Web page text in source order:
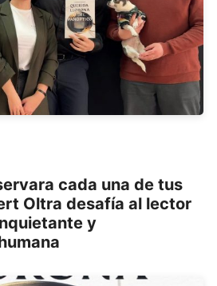
cada una de tus
Oltra desafía al lector
y